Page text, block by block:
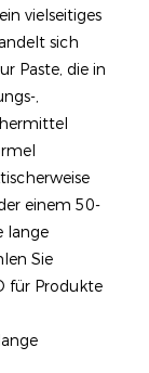
vielseitiges
sich
Paste, die in
,
einem 50-
lange
Sie
für Produkte